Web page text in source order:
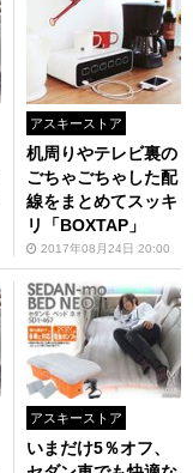
アスキーストア
机周りやテレビ裏の
ごちゃごちゃした配
線をまとめてスッキ
リ「BOXTAP」
2017年08月24日 20:00
アスキーストア
いまだけ5％オフ、